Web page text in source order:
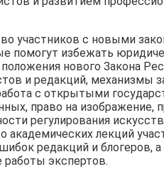
участников с новыми
помогут избежать
нового Закона
и редакций, механизмы
с открытыми
право на изображение,
регулирования
лекций
редакций и блогеров,
экспертов.